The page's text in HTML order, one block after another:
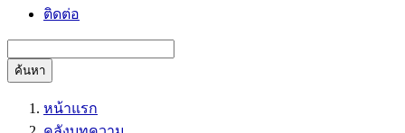
ติดต่อ
ค้นหา
หน้าแรก